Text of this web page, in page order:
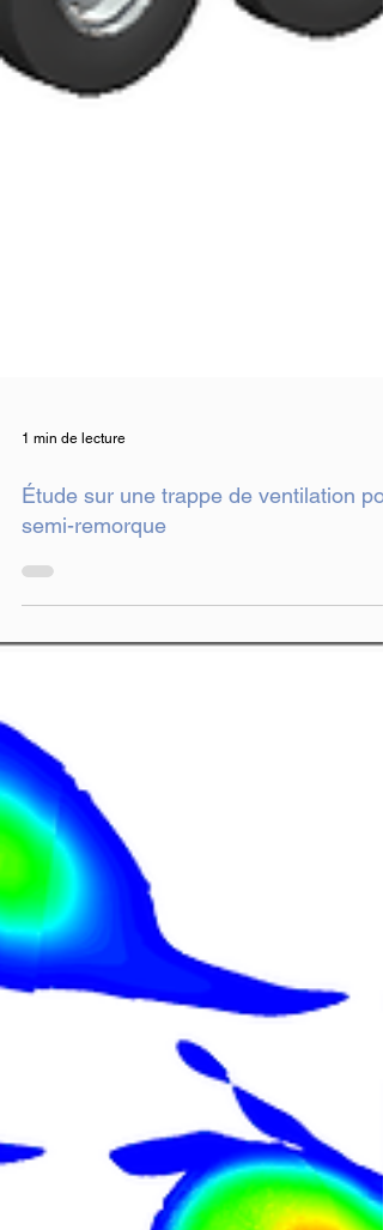
1 min de lecture
Étude sur une trappe de ventilation
semi-remorque